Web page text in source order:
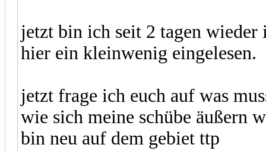
jetzt bin ich seit 2 tagen
hier ein kleinwenig eingelesen.
jetzt frage ich euch auf was
wie sich meine schübe äußern
bin neu auf dem gebiet ttp